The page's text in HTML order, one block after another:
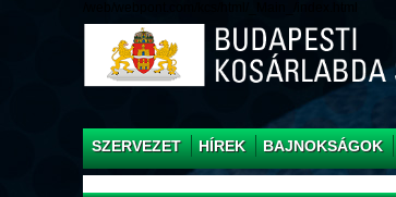
SZERVEZET HÍREK BAJNOKSÁGOK